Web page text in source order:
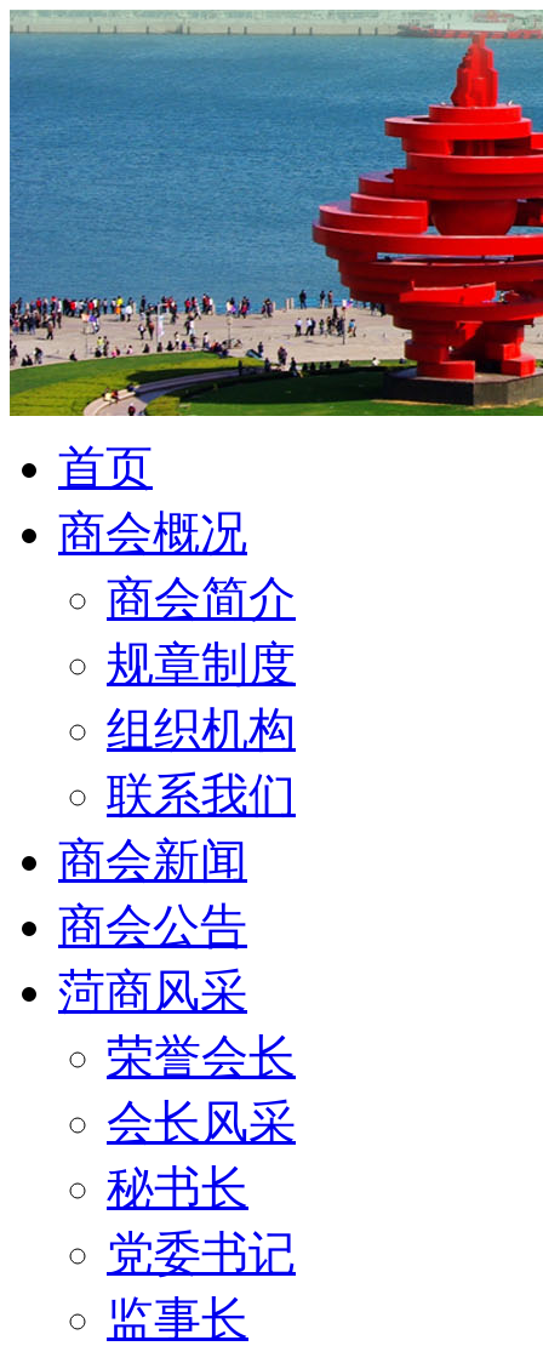
首页
商会概况
商会简介
规章制度
组织机构
联系我们
商会新闻
商会公告
菏商风采
荣誉会长
会长风采
秘书长
党委书记
监事长